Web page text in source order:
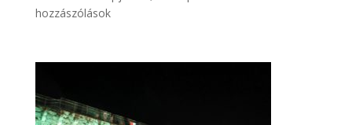
hozzászólások